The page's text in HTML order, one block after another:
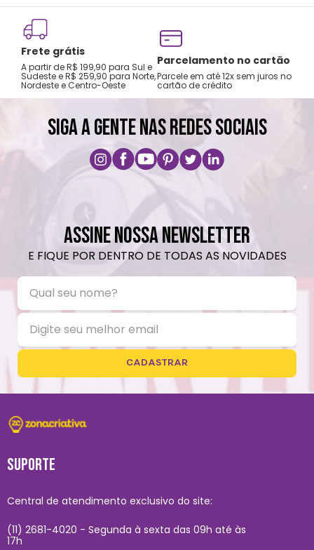
Frete grátis
A partir de R$ 199,90 para Sul e
Sudeste e R$ 259,90 para Norte,
Nordeste e Centro-Oeste
Parcelamento no cartão
Parcele em até 12x sem juros no
cartão de crédito
SIGA A GENTE NAS REDES SOCIAIS
ASSINE NOSSA NEWSLETTER
E FIQUE POR DENTRO DE TODAS AS NOVIDADES
CADASTRAR
SUPORTE
Central de atendimento exclusivo do site:
(11) 2681-4020 - Segunda à sexta das 09h até às
17h